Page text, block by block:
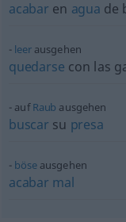
acabar en agua de
leerausgehen
quedarse con las
aufRaub ausgehen
buscar su presa
böseausgehen
acabar mal